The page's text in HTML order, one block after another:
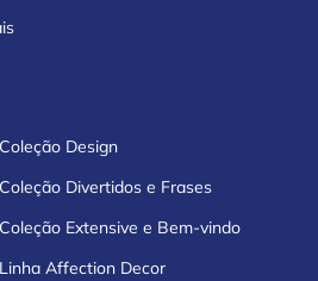
Coleção Design
Coleção Divertidos e Frases
Coleção Extensive e Bem-vindo
Linha Affection Decor